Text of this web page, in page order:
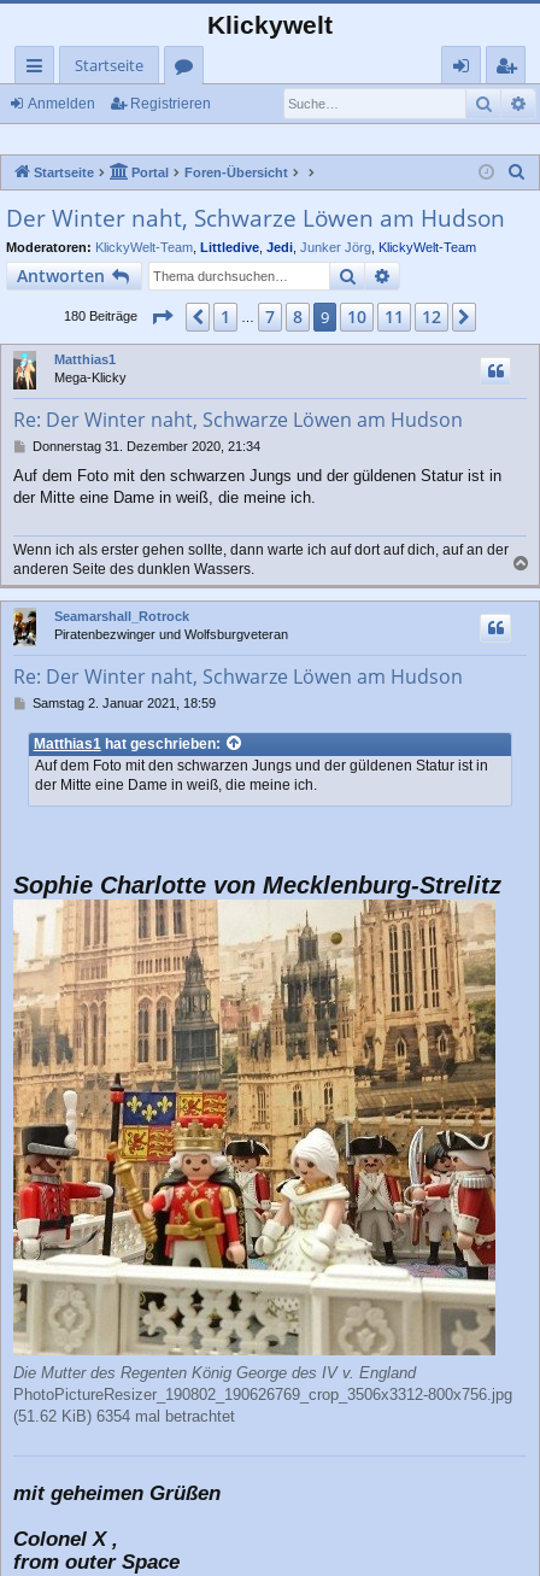
Klickywelt
ch
llz
ug
rif
f
Startseite
or
de
n
eg
rie
re
Anmelden Registrieren
Startseite Portal Foren-Übersicht
Der Winter naht, Schwarze Löwen am Hudson
Moderatoren: KlickyWelt-Team Littledive Jedi Junker Jörg KlickyWelt-Team
Antworten SucheErweiterte Suche
180 Beiträge Seite9von12
Vorherige
1 7 8 9 10 11 12
Matthias1
Mega-Klicky
Re: Der Winter naht, Schwarze Löwen am Hudson
B
i
t
a
g
Donnerstag 31. Dezember 2020, 21:34
Auf dem Foto mit den schwarzen Jungs und der güldenen Statur ist in
der Mitte eine Dame in weiß, die meine ich.
Wenn ich als erster gehen sollte, dann warte ich auf dort auf dich, auf an der
anderen Seite des dunklen Wassers.
a
c
Seamarshall_Rotrock
Piratenbezwinger und Wolfsburgveteran
Re: Der Winter naht, Schwarze Löwen am Hudson
B
i
t
g
Samstag 2. Januar 2021, 18:59
Matthias1hat geschrieben:
Auf dem Foto mit den schwarzen Jungs und der güldenen Statur ist in
der Mitte eine Dame in weiß, die meine ich.
Sophie Charlotte von Mecklenburg-Strelitz
Die Mutter des Regenten König George des IV v. England
PhotoPictureResizer_190802_190626769_crop_3506x3312-800x756.jpg
(51.62 KiB) 6354 mal betrachtet
mit geheimen Grüßen
Colonel X ,
from outer Space